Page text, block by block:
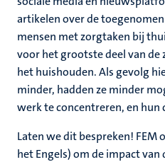
artikelen over de
mensen met zorgtaken bij
voor het grootste deel van de
het huishouden. Als gevolg
minder, hadden ze minder
werk te concentreren, en hun
Laten we dit bespreken! FEM
het Engels) om de impact